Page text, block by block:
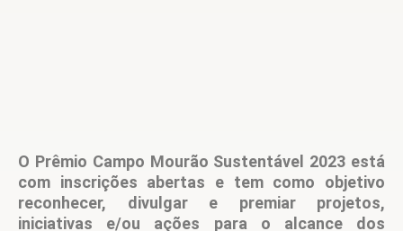
O Prêmio Campo Mourão Sustentável 2023 está
com inscrições abertas e tem como objetivo
reconhecer, divulgar e premiar projetos,
iniciativas e/ou ações para o alcance dos